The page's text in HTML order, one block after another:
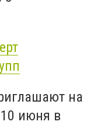
на
июня в